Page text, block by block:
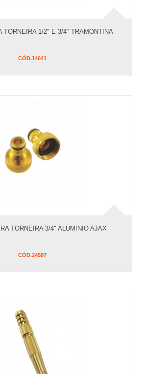
TORNEIRA 1/2" E 3/4" TRAMONTINA
CÓD.14641
TORNEIRA 3/4" ALUMINIO AJAX
CÓD.24597